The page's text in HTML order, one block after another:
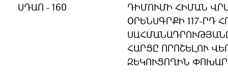
ՍԴԱՈ - 160
ԴԻՄՈՒՄԻ ՀԻՄԱՆ
ՕՐԵՆՍԳՐՔԻ 117-ՐԴ
ՀԱՐՑԸ ՈՐՈՇԵԼՈՒ
ԶԵԿՈՒՑՈՂԻՆ